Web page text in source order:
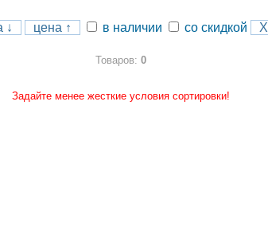
↓ цена ↑ в наличии со скидкой X
Товаров: 0
Задайте менее жесткие условия сортировки!